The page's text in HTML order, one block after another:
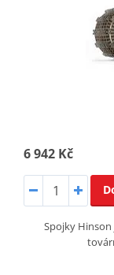
6 942 Kč
Spojky